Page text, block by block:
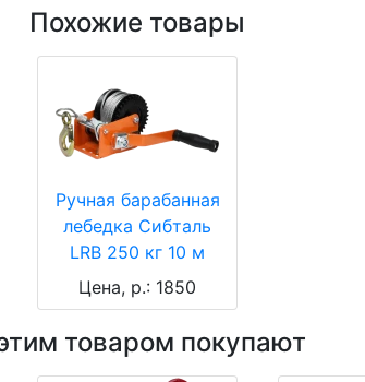
Похожие товары
Ручная барабанная
лебедка Сибталь
LRB 250 кг 10 м
Цена, р.: 1850
товаром покупают